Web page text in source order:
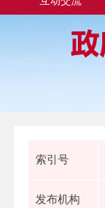
索引号
发布机构